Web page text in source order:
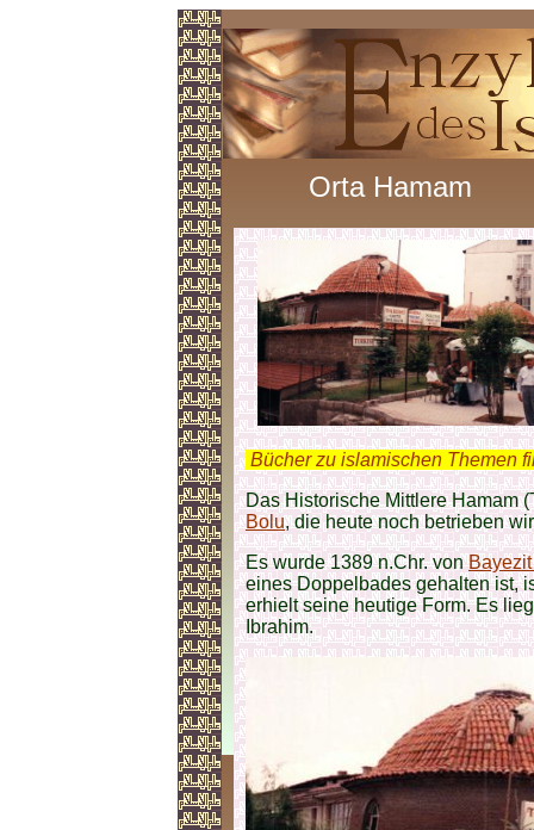
Orta Hamam
Bücher zu islamischen Themen
Das Historische Mittlere Hamam
Bolu, die heute noch betrieben
Es wurde 1389 n.Chr. vonBayezit
eines Doppelbades gehalten ist,
erhielt seine heutige Form. Es
Ibrahim.